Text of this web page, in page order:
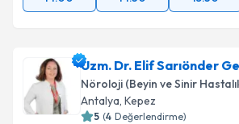
Uzm. Dr. Elif Sarıönder
Nöroloji (Beyin ve Sinir
Antalya, Kepez
5 (4 Değerlendirme)